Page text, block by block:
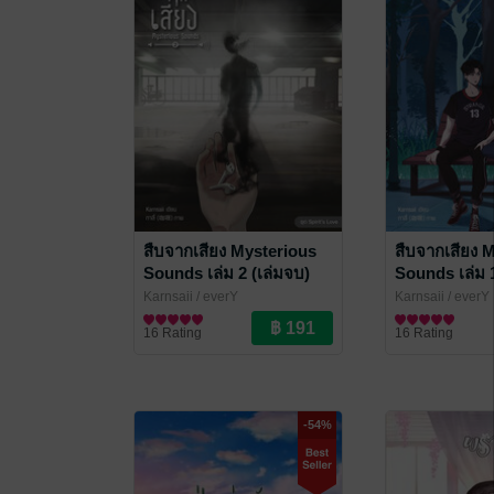
สืบจากเสียง Mysterious
Sounds เล่ม 2 (เล่มจบ)
Karnsaii / everY
นิยายวาย Boy Love / Yaoi
16 Rating
สืบจากเสียง
Sounds เล่ม
Karnsaii / everY
นิยายวาย Boy
16 Rating
-54%